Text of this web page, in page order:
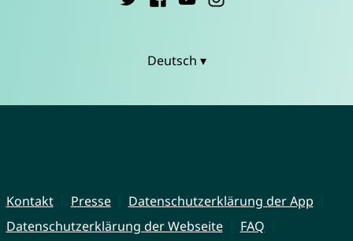
Deutsch ▾
Kontakt Presse
Datenschutzerklärung der App
Datenschutzerklärung der Webseite
FAQ